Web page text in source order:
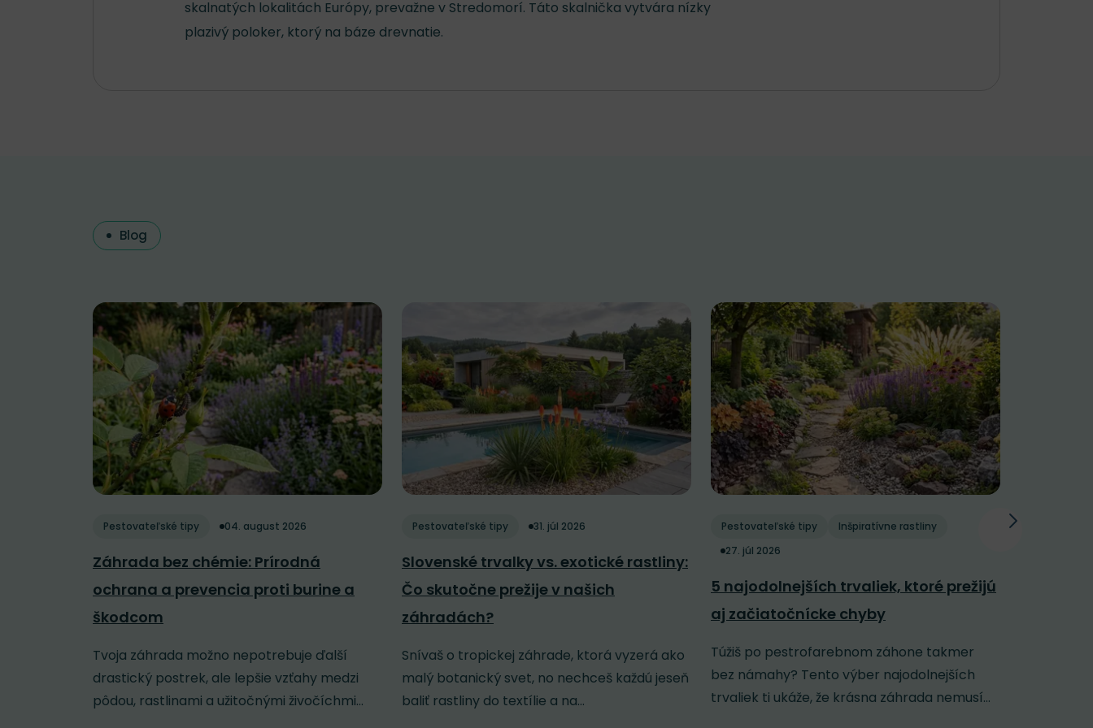
skalnatých lokalitách Európy, prevažne v Stredomorí. Táto skalnička vytvára nízky
plazivý poloker, ktorý na báze drevnatie.
Blog
Pestovateľské tipy 04. august 2026
Záhrada bez chémie: Prírodná
ochrana a prevencia proti burine a
škodcom
Tvoja záhrada možno nepotrebuje ďalší
drastický postrek, ale lepšie vzťahy medzi
pôdou, rastlinami a užitočnými živočíchmi...
Pestovateľské tipy 31. júl 2026
Slovenské trvalky vs. exotické rastliny:
Čo skutočne prežije v našich
záhradách?
Snívaš o tropickej záhrade, ktorá vyzerá ako
malý botanický svet, no nechceš každú jeseň
baliť rastliny do textílie a na...
Pestovateľské tipy
Inšpiratívne rastliny
27. júl 2026
5 najodolnejších trvaliek, ktoré prežijú
aj začiatočnícke chyby
Túžiš po pestrofarebnom záhone takmer
bez námahy? Tento výber najodolnejších
trvaliek ti ukáže, že krásna záhrada nemusí...